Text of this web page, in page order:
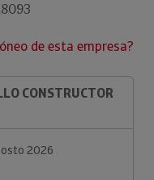
de esta empresa?
CONSTRUCTOR
2026